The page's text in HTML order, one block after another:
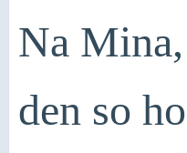
Na
den so